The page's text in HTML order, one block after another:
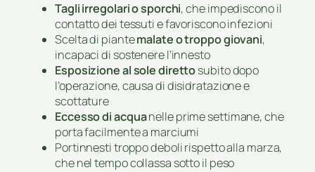
Tagli irregolari o sporchi, che impediscono il
contatto dei tessuti e favoriscono infezioni
Scelta di piantemalate o troppo giovani,
incapaci di sostenere l’innesto
Esposizione al sole direttosubito dopo
l’operazione, causa di disidratazione e
scottature
Eccesso di acquanelle prime settimane, che
porta facilmente a marciumi
Portinnesti troppo deboli rispetto alla marza,
che nel tempo collassa sotto il peso